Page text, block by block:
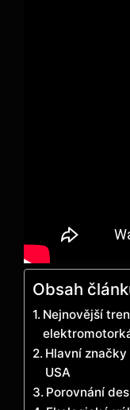
Obsah
Nejnovější
Hlavní
USA
Porovnání